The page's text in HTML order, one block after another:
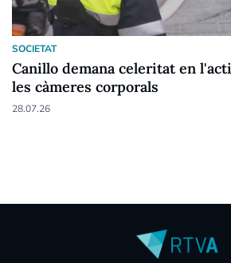
SOCIETAT
Canillo demana celeritat en
les càmeres corporals
28.07.26